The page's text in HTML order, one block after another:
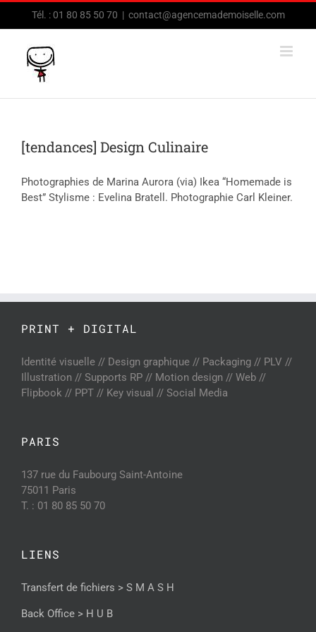
Tél. : 01 80 85 50 70 | contact@agencemademoiselle.com
[tendances] Design Culinaire
Photographies de Marina Aurora (via) Ikea “Homemade is
Best” Stylisme : Evelina Bratell. Photographie Carl Kleiner.
PRINT + DIGITAL
Identité visuelle // Design graphique // Packaging // PLV //
Illustration // Supports RP // Motion design // Web //
Flipbook // PPT // Key visual // Social Media
PARIS
137 rue du Faubourg Saint-Antoine
75011 Paris
T. : 01 80 85 50 70
LIENS
Transfert de fichiers > S M A S H
Back Office > H U B